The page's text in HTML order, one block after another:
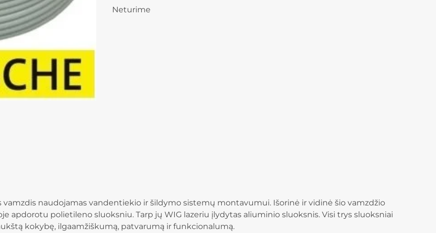
Neturime
naudojamas vandentiekio ir šildymo sistemų montavumui. Išorinė ir vidinė šio vamzdžio
apdorotu polietileno sluoksniu. Tarp jų WIG lazeriu įlydytas aliuminio sluoksnis. Visi trys sluoksniai
kokybę, ilgaamžiškumą, patvarumą ir funkcionalumą.